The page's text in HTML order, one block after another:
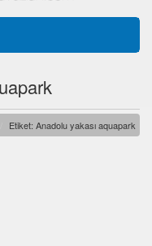
Etiket: Anadolu yakası aquapark